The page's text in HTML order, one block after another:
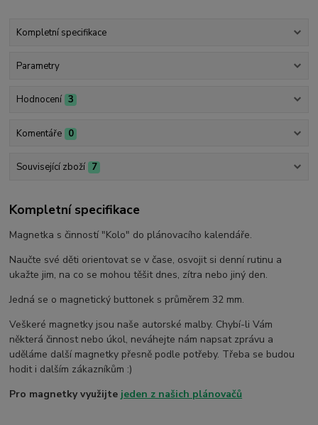
Kompletní specifikace
Parametry
Hodnocení 3
Komentáře 0
Související zboží 7
Kompletní specifikace
Magnetka s činností "Kolo" do plánovacího kalendáře.
Naučte své děti orientovat se v čase, osvojit si denní rutinu a
ukažte jim, na co se mohou těšit dnes, zítra nebo jiný den.
Jedná se o magnetický buttonek s průměrem 32 mm.
Veškeré magnetky jsou naše autorské malby. Chybí-li Vám
některá činnost nebo úkol, neváhejte nám napsat zprávu a
uděláme další magnetky přesně podle potřeby. Třeba se budou
hodit i dalším zákazníkům :)
Pro magnetky využijte jeden z našich plánovačů